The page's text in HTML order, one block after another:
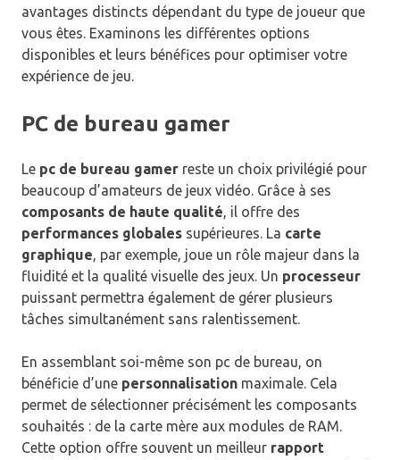
avantages distincts dépendant du type de joueur que
vous êtes. Examinons les différentes options
disponibles et leurs bénéfices pour optimiser votre
expérience de jeu.
PC de bureau gamer
Le pc de bureau gamer reste un choix privilégié pour
beaucoup d’amateurs de jeux vidéo. Grâce à ses
composants de haute qualité, il offre des
performances globales supérieures. La carte
graphique, par exemple, joue un rôle majeur dans la
fluidité et la qualité visuelle des jeux. Un processeur
puissant permettra également de gérer plusieurs
tâches simultanément sans ralentissement.
En assemblant soi-même son pc de bureau, on
bénéficie d’une personnalisation maximale. Cela
permet de sélectionner précisément les composants
souhaités : de la carte mère aux modules de RAM.
Cette option offre souvent un meilleur rapport